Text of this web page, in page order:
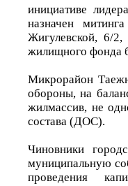
инициативе
назначен
Жигулевской, 6/2,
жилищного фонда
Микрорайон
обороны, на
жилмассив, не
состава (ДОС).
Чиновники
муниципальную
проведения